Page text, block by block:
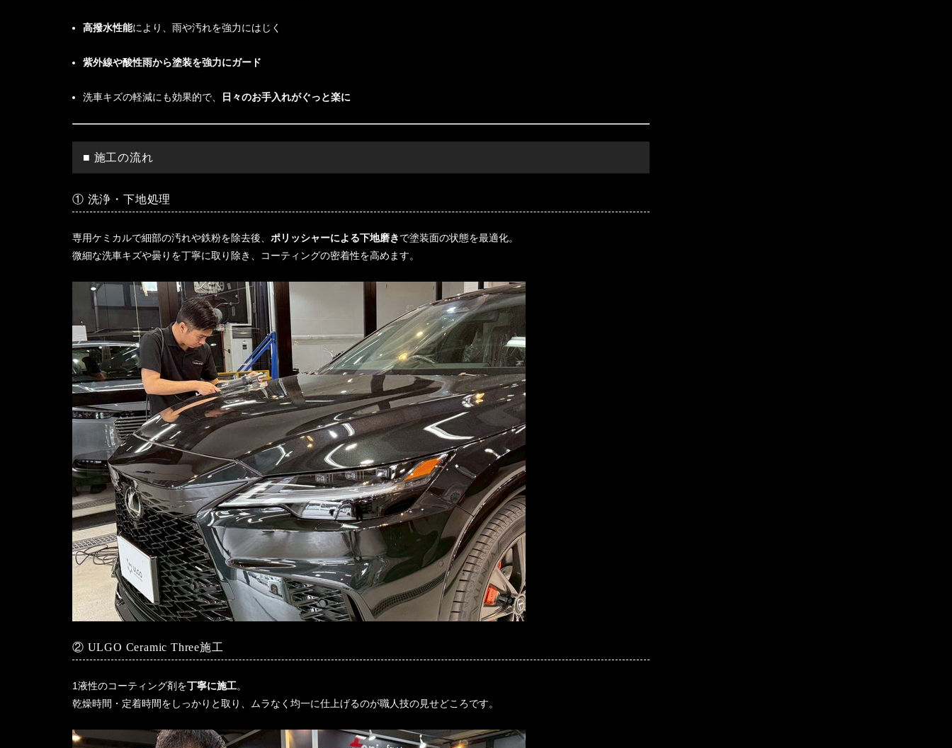
高撥水性能により、雨や汚れを強力にはじく
紫外線や酸性雨から塗装を強力にガード
洗車キズの軽減にも効果的で、 日々のお手入れがぐっと楽に
■ 施工の流れ
① 洗浄・下地処理
専用ケミカルで細部の汚れや鉄粉を除去後、 ポリッシャーによる下地磨きで塗装面の状態を最適化。
微細な洗車キズや曇りを丁寧に取り除き、コーティングの密着性を高めます。
② ULGO Ceramic Three施工
1液性のコーティング剤を丁寧に施工。
乾燥時間・定着時間をしっかりと取り、ムラなく均一に仕上げるのが職人技の見せどころです。